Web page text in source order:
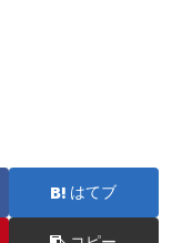
はてブ